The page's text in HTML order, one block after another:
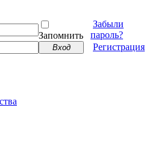
Запомнить
Забыли
пароль?
Вход
Регистрация